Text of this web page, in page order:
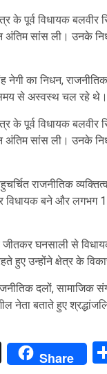
के पूर्व विधायक
अंतिम सांस ली। उनके
नेगी का निधन,
समय से अस्वस्थ चल रहे
के पूर्व विधायक
अंतिम सांस ली। उनके
राजनीतिक
विधायक बने और लगभग
घनसाली से
हुए उन्होंने क्षेत्र के
दलों, सामाजिक
बताते हुए
X Share